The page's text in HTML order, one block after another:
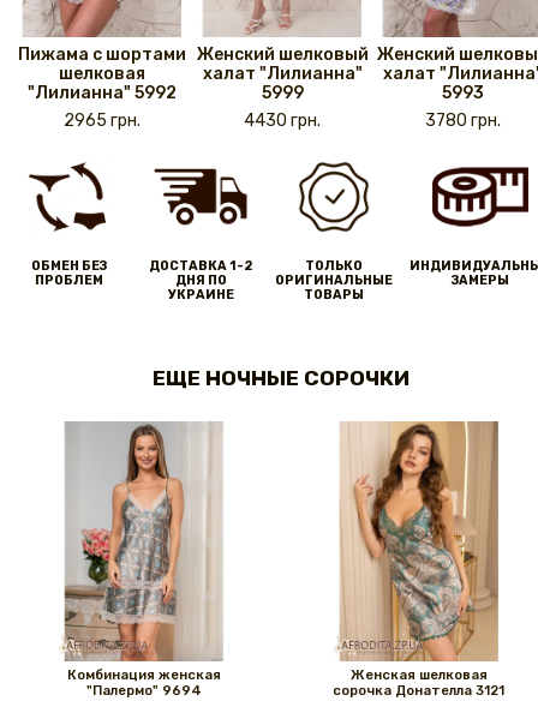
Пижама с шортами
шелковая
"Лилианна" 5992
2965 грн.
Женский шелковый
халат "Лилианна"
5999
4430 грн.
Женский
халат
5993
3780 грн.
ОБМЕН БЕЗ
ПРОБЛЕМ
ДОСТАВКА 1-2
ДНЯ ПО
УКРАИНЕ
ТОЛЬКО
ОРИГИНАЛЬНЫЕ
ТОВАРЫ
ЗАМЕРЫ
ЕЩЕ НОЧНЫЕ СОРОЧКИ
Комбинация женская
"Палермо" 9694
Женская шелковая
сорочка Донателла 3121